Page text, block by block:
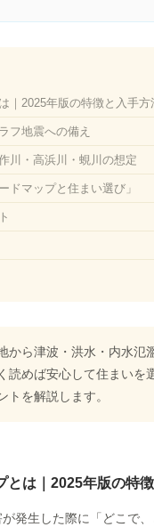
｜2025年版の特徴と入手方
フ地震への備え
川・高浜川・蜆川の想定
ドマップと住まい選び」
から津波・洪水・内水
読めば安心して住まい
トを解説します。
とは｜2025年版の特
発生した際に「どこで